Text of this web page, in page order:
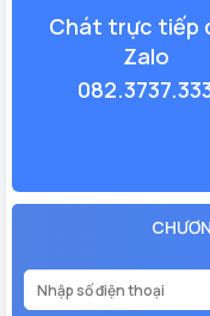
Chát trực tiếp
Zalo